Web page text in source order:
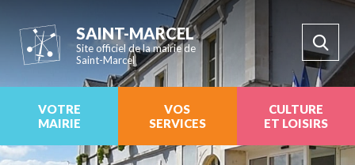
SAINT-MARCEL
Site officiel de la mairie de
Saint-Marcel
VOTRE
MAIRIE
VOS
SERVICES
CULTURE
ET LOISIRS